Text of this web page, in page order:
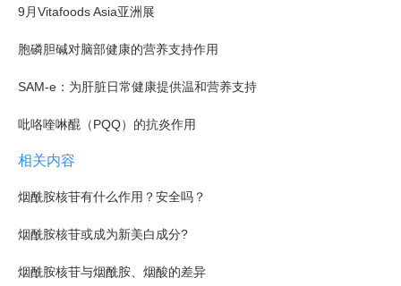
9月Vitafoods Asia亚洲展
胞磷胆碱对脑部健康的营养支持作用
SAM-e：为肝脏日常健康提供温和营养支持
吡咯喹啉醌（PQQ）的抗炎作用
相关内容
烟酰胺核苷有什么作用？安全吗？
烟酰胺核苷或成为新美白成分?
烟酰胺核苷与烟酰胺、烟酸的差异